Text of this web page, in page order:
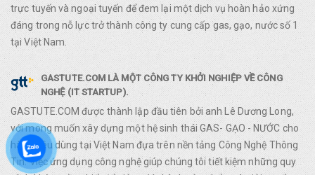
trực tuyến và ngoại tuyến để đem lại một dịch vụ hoàn hảo xứng
đáng trong nỗ lực trở thành công ty cung cấp gas, gạo, nước số 1
tại Việt Nam.
GASTUTE.COM LÀ MỘT CÔNG TY KHỞI NGHIỆP VỀ CÔNG
NGHỆ (IT STARTUP).
GASTUTE.COM được thành lập đầu tiên bởi anh Lê Dương Long,
với mong muốn xây dựng một hệ sinh thái GAS- GẠO - NƯỚC cho
hàng tiêu dùng tại Việt Nam đựa trên nền tảng Công Nghệ Thông
Tin. Việc ứng dụng công nghệ giúp chúng tôi tiết kiệm những quy